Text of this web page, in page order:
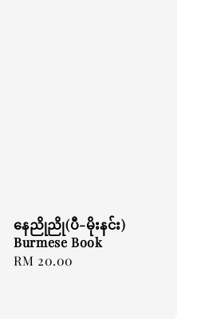
နေညိုညို(ပီ-မိုးနင်း)
Burmese Book
Regular
RM 20.00